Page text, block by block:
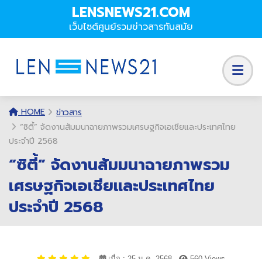
LENSNEWS21.COM
เว็บไซต์ศูนย์รวมข่าวสารทันสมัย
HOME
ข่าวสาร
“ซิตี้” จัดงานสัมมนาฉายภาพรวมเศรษฐกิจเอเชียและประเทศไทย
ประจำปี 2568
“ซิตี้” จัดงานสัมมนาฉายภาพรวม
เศรษฐกิจเอเชียและประเทศไทย
ประจำปี 2568